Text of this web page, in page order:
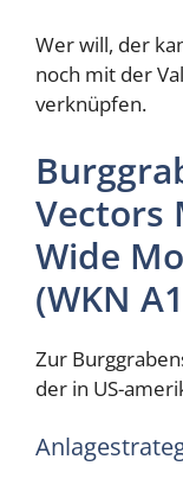
Wer will, der
noch mit der
verknüpfen.
Vectors
Wide
(WKN
Zur
der in US-